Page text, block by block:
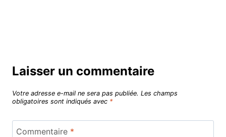
Laisser un commentaire
Votre adresse e-mail ne sera pas publiée. Les champs
obligatoires sont indiqués avec *
Commentaire *